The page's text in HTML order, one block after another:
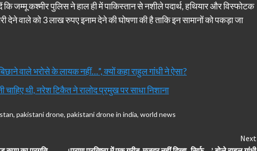
कि जम्मू कश्मीर पुलिस ने हाल ही में पाकिस्तान से नशीले पदार्थ, हथियार और विस्फोटक
देने वाले को 3 लाख रुपए इनाम देने की घोषणा की है ताकि इन सामानों को पकड़ा जा
वाले भरोसे के लायक नहीं…”, क्यों कहा राहुल गांधी ने ऐसा?
थी, नरेश टिकैत ने रालोद प्रमुख पर साधा निशाना
, pakistani drone, pakistani drone in india, world news
Next